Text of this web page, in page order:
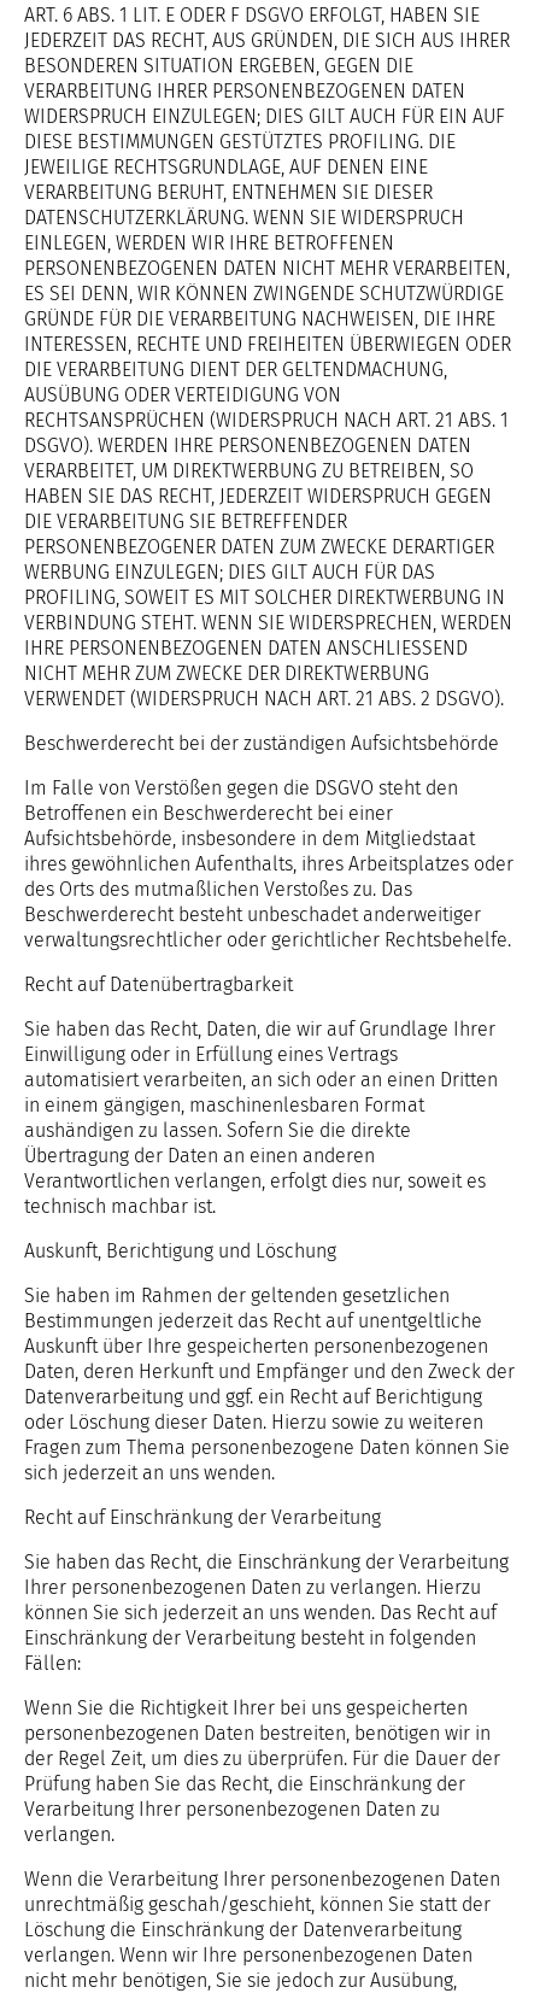
ART. 6 ABS. 1 LIT. E ODER F DSGVO ERFOLGT, HABEN SIE
JEDERZEIT DAS RECHT, AUS GRÜNDEN, DIE SICH AUS IHRER
BESONDEREN SITUATION ERGEBEN, GEGEN DIE
VERARBEITUNG IHRER PERSONENBEZOGENEN DATEN
WIDERSPRUCH EINZULEGEN; DIES GILT AUCH FÜR EIN AUF
DIESE BESTIMMUNGEN GESTÜTZTES PROFILING. DIE
JEWEILIGE RECHTSGRUNDLAGE, AUF DENEN EINE
VERARBEITUNG BERUHT, ENTNEHMEN SIE DIESER
DATENSCHUTZERKLÄRUNG. WENN SIE WIDERSPRUCH
EINLEGEN, WERDEN WIR IHRE BETROFFENEN
PERSONENBEZOGENEN DATEN NICHT MEHR VERARBEITEN,
ES SEI DENN, WIR KÖNNEN ZWINGENDE SCHUTZWÜRDIGE
GRÜNDE FÜR DIE VERARBEITUNG NACHWEISEN, DIE IHRE
INTERESSEN, RECHTE UND FREIHEITEN ÜBERWIEGEN ODER
DIE VERARBEITUNG DIENT DER GELTENDMACHUNG,
AUSÜBUNG ODER VERTEIDIGUNG VON
RECHTSANSPRÜCHEN (WIDERSPRUCH NACH ART. 21 ABS. 1
DSGVO). WERDEN IHRE PERSONENBEZOGENEN DATEN
VERARBEITET, UM DIREKTWERBUNG ZU BETREIBEN, SO
HABEN SIE DAS RECHT, JEDERZEIT WIDERSPRUCH GEGEN
DIE VERARBEITUNG SIE BETREFFENDER
PERSONENBEZOGENER DATEN ZUM ZWECKE DERARTIGER
WERBUNG EINZULEGEN; DIES GILT AUCH FÜR DAS
PROFILING, SOWEIT ES MIT SOLCHER DIREKTWERBUNG IN
VERBINDUNG STEHT. WENN SIE WIDERSPRECHEN, WERDEN
IHRE PERSONENBEZOGENEN DATEN ANSCHLIESSEND
NICHT MEHR ZUM ZWECKE DER DIREKTWERBUNG
VERWENDET (WIDERSPRUCH NACH ART. 21 ABS. 2 DSGVO).
Beschwerderecht bei der zuständigen Aufsichtsbehörde
Im Falle von Verstößen gegen die DSGVO steht den
Betroffenen ein Beschwerderecht bei einer
Aufsichtsbehörde, insbesondere in dem Mitgliedstaat
ihres gewöhnlichen Aufenthalts, ihres Arbeitsplatzes oder
des Orts des mutmaßlichen Verstoßes zu. Das
Beschwerderecht besteht unbeschadet anderweitiger
verwaltungsrechtlicher oder gerichtlicher Rechtsbehelfe.
Recht auf Datenübertragbarkeit
Sie haben das Recht, Daten, die wir auf Grundlage Ihrer
Einwilligung oder in Erfüllung eines Vertrags
automatisiert verarbeiten, an sich oder an einen Dritten
in einem gängigen, maschinenlesbaren Format
aushändigen zu lassen. Sofern Sie die direkte
Übertragung der Daten an einen anderen
Verantwortlichen verlangen, erfolgt dies nur, soweit es
technisch machbar ist.
Auskunft, Berichtigung und Löschung
Sie haben im Rahmen der geltenden gesetzlichen
Bestimmungen jederzeit das Recht auf unentgeltliche
Auskunft über Ihre gespeicherten personenbezogenen
Daten, deren Herkunft und Empfänger und den Zweck der
Datenverarbeitung und ggf. ein Recht auf Berichtigung
oder Löschung dieser Daten. Hierzu sowie zu weiteren
Fragen zum Thema personenbezogene Daten können Sie
sich jederzeit an uns wenden.
Recht auf Einschränkung der Verarbeitung
Sie haben das Recht, die Einschränkung der Verarbeitung
Ihrer personenbezogenen Daten zu verlangen. Hierzu
können Sie sich jederzeit an uns wenden. Das Recht auf
Einschränkung der Verarbeitung besteht in folgenden
Fällen:
Wenn Sie die Richtigkeit Ihrer bei uns gespeicherten
personenbezogenen Daten bestreiten, benötigen wir in
der Regel Zeit, um dies zu überprüfen. Für die Dauer der
Prüfung haben Sie das Recht, die Einschränkung der
Verarbeitung Ihrer personenbezogenen Daten zu
verlangen.
Wenn die Verarbeitung Ihrer personenbezogenen Daten
unrechtmäßig geschah/geschieht, können Sie statt der
Löschung die Einschränkung der Datenverarbeitung
verlangen. Wenn wir Ihre personenbezogenen Daten
nicht mehr benötigen, Sie sie jedoch zur Ausübung,